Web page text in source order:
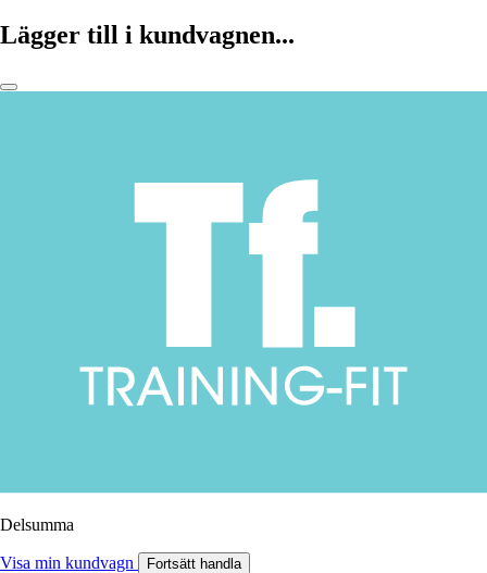
Lägger till i kundvagnen...
Delsumma
Visa min kundvagn Fortsätt handla